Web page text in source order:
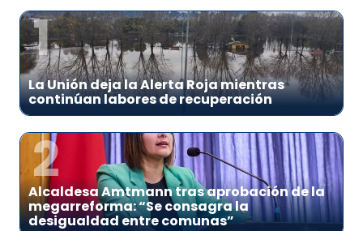
1
La Unión deja la Alerta Roja mientras
continúan labores de recuperación
2
Alcaldesa Amtmann tras aprobación de la
megarreforma: “Se consagra la
desigualdad entre comunas”